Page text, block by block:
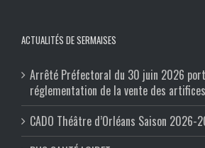
ACTUALITÉS DE SERMAISES
Arrêté Préfectoral du 30 juin 2026
réglementation de la vente des
CADO Théâtre d’Orléans Saison 2026-